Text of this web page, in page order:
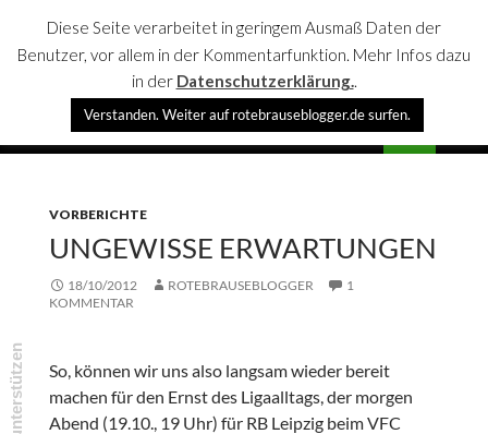
rotebrauseblogger
SPRINGE
VORBERICHTE
UNGEWISSE ERWARTUNGEN
18/10/2012 ROTEBRAUSEBLOGGER
1
KOMMENTAR
So, können wir uns also langsam wieder bereit
machen für den Ernst des Ligaalltags, der morgen
Abend (19.10., 19 Uhr) für RB Leipzig beim VFC
Diese Seite verarbeitet in geringem Ausmaß Daten der
Benutzer, vor allem in der Kommentarfunktion. Mehr Infos dazu
in der Datenschutzerklärung..
Verstanden. Weiter auf rotebrauseblogger.de surfen.